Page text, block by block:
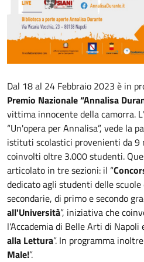
Dal 18 al 24 Febbraio 2023 è in
Premio Nazionale “Annalisa
vittima innocente della camorra.
“Un'opera per Annalisa”, vede la
istituti scolastici provenienti da 9
coinvolti oltre 3.000 studenti.
articolato in tre sezioni: il “
dedicato agli studenti delle
secondarie, di primo e secondo
all'Università”, iniziativa che
l'Accademia di Belle Arti di Napoli
alla Lettura”. In programma
Male!”.